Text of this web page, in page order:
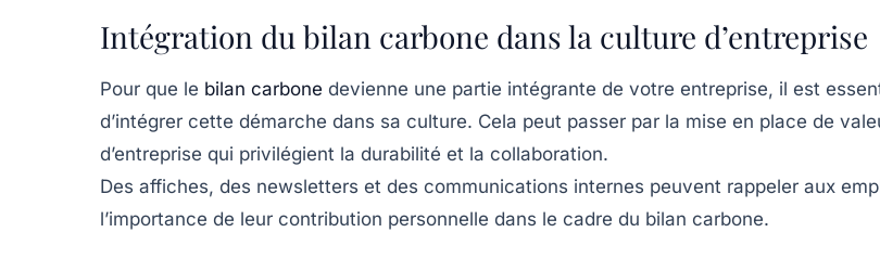
Intégration du bilan carbone dans la culture d’entreprise
Pour que le bilan carbone devienne une partie intégrante de votre entreprise, il est
d’intégrer cette démarche dans sa culture. Cela peut passer par la mise en place de
d’entreprise qui privilégient la durabilité et la collaboration.
Des affiches, des newsletters et des communications internes peuvent rappeler aux
l’importance de leur contribution personnelle dans le cadre du bilan carbone.